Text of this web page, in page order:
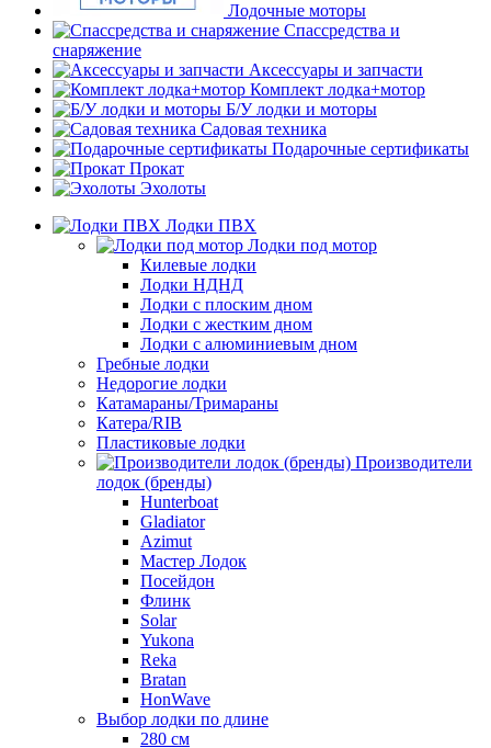
Лодочные моторы
Спассредства и
снаряжение
Аксессуары и запчасти
Комплект лодка+мотор
Б/У лодки и моторы
Садовая техника
Подарочные сертификаты
Прокат
Эхолоты
Лодки ПВХ
Лодки под мотор
Килевые лодки
Лодки НДНД
Лодки с плоским дном
Лодки с жестким дном
Лодки с алюминиевым дном
Гребные лодки
Недорогие лодки
Катамараны/Тримараны
Катера/RIB
Пластиковые лодки
Производители
лодок (бренды)
Hunterboat
Gladiator
Azimut
Мастер Лодок
Посейдон
Флинк
Solar
Yukona
Reka
Bratan
HonWave
Выбор лодки по длине
280 см